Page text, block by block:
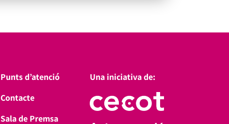
Punts d’atenció
Contacte
Sala de Premsa
Una iniciativa de: